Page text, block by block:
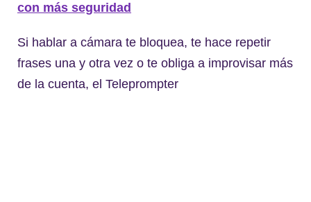
con más seguridad
Si hablar a cámara te bloquea, te hace repetir
frases una y otra vez o te obliga a improvisar más
de la cuenta, el Teleprompter